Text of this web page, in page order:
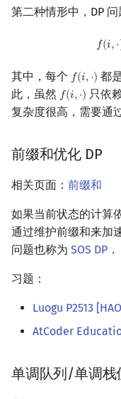
DP 套 DP 与 DFA 最
序列自动机
博弈论
拟阵
Berlekamp–Massey 算
树套树
PQ 树
手指树
霍夫曼树
哈密顿图
图的着色
网络流
图的匹配
矩阵树定理
珂朵莉树/颜色段均摊
第二种情形中，DP
𝑓(𝑖,⋅f
其中，每个 𝑓(𝑖,⋅)
f(i,⋅)
都
此，虽然 𝑓(𝑖,⋅)
f(i,⋅)
只依
复杂度很高，需要通
前缀和优化 DP
相关页面： 前缀和
如果当前状态的计算
通过维护前缀和来加
问题也称为 SOS DP ．
习题：
Luogu P2513
AtCoder
单调队列/单调栈